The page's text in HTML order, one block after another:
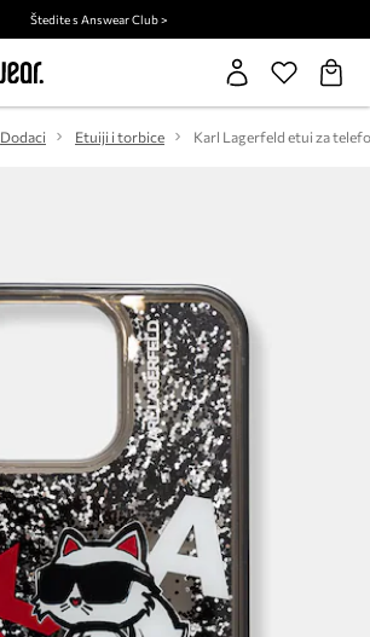
Štedite s Answear Club >
Dodaci Etuiji i torbice